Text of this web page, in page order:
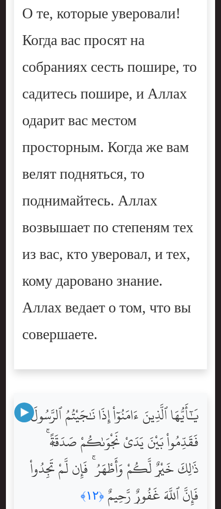
О те, которые уверовали!
Когда вас просят на
собраниях сесть пошире, то
садитесь пошире, и Аллах
одарит вас местом
просторным. Когда же вам
велят подняться, то
поднимайтесь. Аллах
возвышает по степеням тех
из вас, кто уверовал, и тех,
кому даровано знание.
Аллах ведает о том, что вы
совершаете.
يَٰٓأَيُّهَا ٱلَّذِينَ ءَامَنُوٓاْ إِذَا نَٰجَيْتُمُ ٱلرَّسُولَ
فَقَدِّمُواْ بَيْنَ يَدَىْ نَجْوَىٰكُمْ صَدَقَةًۭ ۚ
ذَٰلِكَ خَيْرٌۭ لَّكُمْ وَأَطْهَرُ ۚ فَإِن لَّمْ تَجِدُواْ
فَإِنَّ ٱللَّهَ غَفُورٌۭ رَّحِيمٌ ﴿١٢﴾